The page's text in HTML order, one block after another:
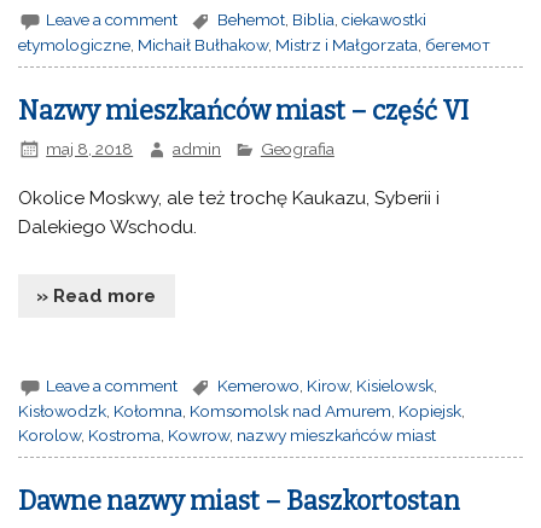
Leave a comment Behemot Biblia ,ciekawostki
etymologiczne, Michaił Bułhakow, Mistrz i Małgorzata, бегемот
Nazwy mieszkańców miast – część VI
maj 8, 2018 admin Geografia
Okolice Moskwy, ale też trochę Kaukazu, Syberii i
Dalekiego Wschodu.
» Read more
Leave a comment Kemerowo Kirow, Kisielowsk
Kisłowodzk, Kołomna, Komsomolsk nad Amurem, Kopiejsk,
Korolow, Kostroma, Kowrow, nazwy mieszkańców miast
Dawne nazwy miast – Baszkortostan